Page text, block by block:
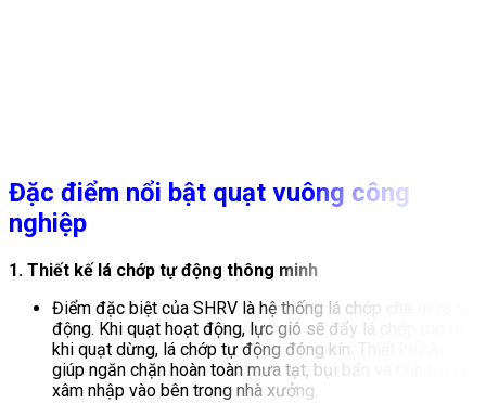
Đặc điểm nổi bật quạt vuông công
nghiệp
1. Thiết kế lá chớp tự động thông minh
Điểm đặc biệt của SHRV là hệ thống lá chớp che mưa tự
động. Khi quạt hoạt động, lực gió sẽ đẩy lá chớp mở ra;
khi quạt dừng, lá chớp tự động đóng kín. Thiết kế này
giúp ngăn chặn hoàn toàn mưa tạt, bụi bẩn và côn trùng
xâm nhập vào bên trong nhà xưởng.